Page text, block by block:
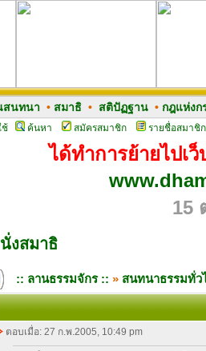
สนทนา • สมาธิ• สติปัฏฐาน• กฎแห่งก
ช้ ค้นหา สมัครสมาชิก รายชื่อสมาชิก
ได้ทำการย้ายไปเ
15
งสมาธิ
:: ลานธรรมจักร :: » สนทนาธรรมทั่ว
ตอบเมื่อ: 27 ก.พ.2005, 10:49 pm